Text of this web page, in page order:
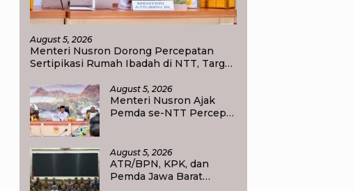
August 5, 2026
Menteri Nusron Dorong Percepatan
Sertipikasi Rumah Ibadah di NTT, Target
August 5, 2026
Menteri Nusron Ajak
Pemda se-NTT Percepat
Pengukuran Tanah
Selesai 12 Hari
August 5, 2026
ATR/BPN, KPK, dan
Pemda Jawa Barat